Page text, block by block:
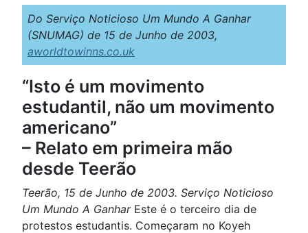
Do Serviço Noticioso Um Mundo A Ganhar
(SNUMAG) de 15 de Junho de 2003,
aworldtowinns.co.uk
“Isto é um movimento
estudantil, não um movimento
americano”
– Relato em primeira mão
desde Teerão
Teerão, 15 de Junho de 2003. Serviço Noticioso
Um Mundo A GanharEste é o terceiro dia de
protestos estudantis. Começaram no Koyeh